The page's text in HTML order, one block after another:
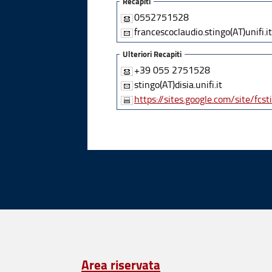
0552751528
francescoclaudio.stingo(AT)unifi.it
Ulteriori Recapiti
+39 055 2751528
stingo(AT)disia.unifi.it
https://sites.google.com/site/
Area riservata